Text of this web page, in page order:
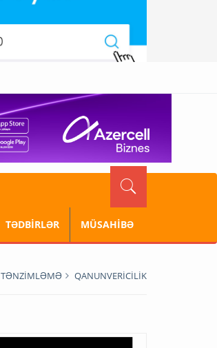
TƏDBİRLƏR MÜSAHİBƏ
TƏNZİMLƏMƏ QANUNVERİCİLİK